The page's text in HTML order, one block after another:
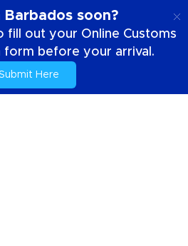
soon?
fill out your Online Customs
form before your arrival.
Here